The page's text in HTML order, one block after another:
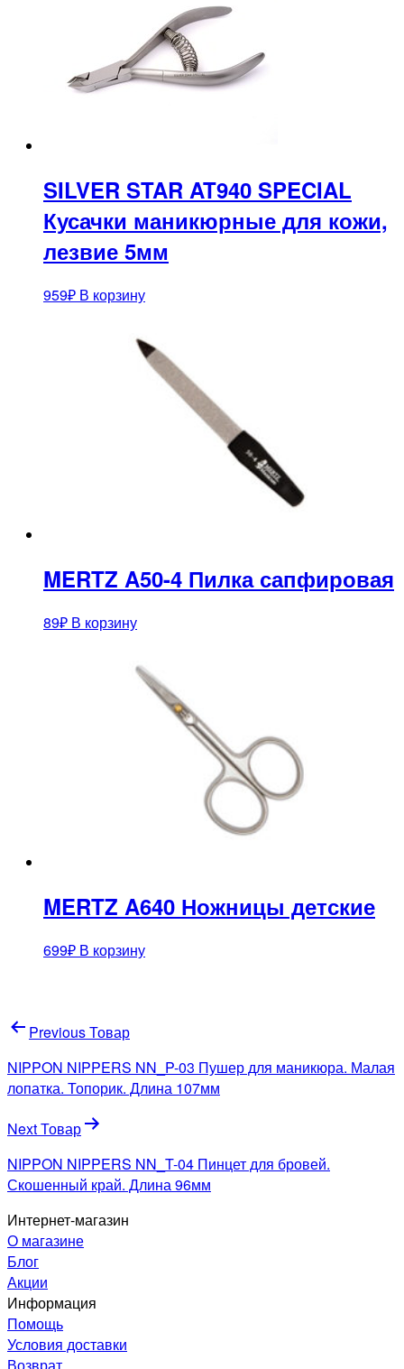
SILVER STAR AT940 SPECIAL
Кусачки маникюрные для кожи,
лезвие 5мм
959₽ В корзину
MERTZ A50-4 Пилка сапфировая
89₽ В корзину
MERTZ A640 Ножницы детские
699₽ В корзину
Навигация
по
записям
Previous Товар
NIPPON NIPPERS NN_P-03 Пушер для маникюра. Малая
лопатка. Топорик. Длина 107мм
Next Товар
NIPPON NIPPERS NN_T-04 Пинцет для бровей.
Скошенный край. Длина 96мм
Интернет-магазин
О магазине
Блог
Акции
Информация
Помощь
Условия доставки